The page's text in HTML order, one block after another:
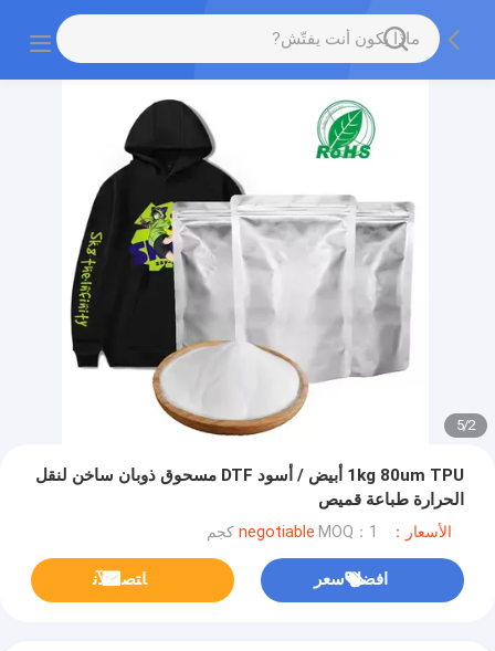
2
/
5
1kg 80um TPU أبيض / أسود DTF مسحوق ذوبان ساخن لنقل
الحرارة طباعة قميص
الأسعار：negotiable MOQ：1 كجم
افضل سعر ﺎﺘﺼﻟ ﺍﻶﻧ